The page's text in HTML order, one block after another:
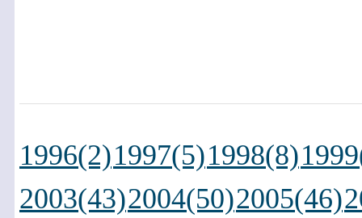
1996(2)1997(5)1998(8)
2003(43)2004(50)2005(46)